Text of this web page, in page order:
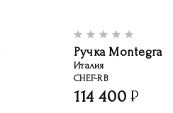
Ручка
Италия
CHEF-RB
114 400